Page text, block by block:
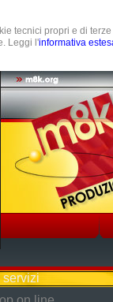
tecnici propri e di
Leggi l'informativa
servizi